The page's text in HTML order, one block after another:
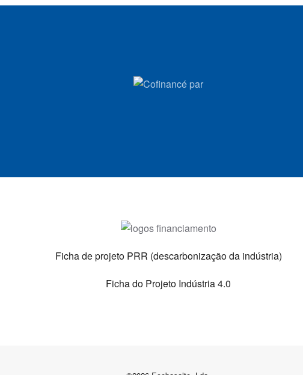
Ficha de projeto PRR (descarbonização da indústria)
Ficha do Projeto Indústria 4.0